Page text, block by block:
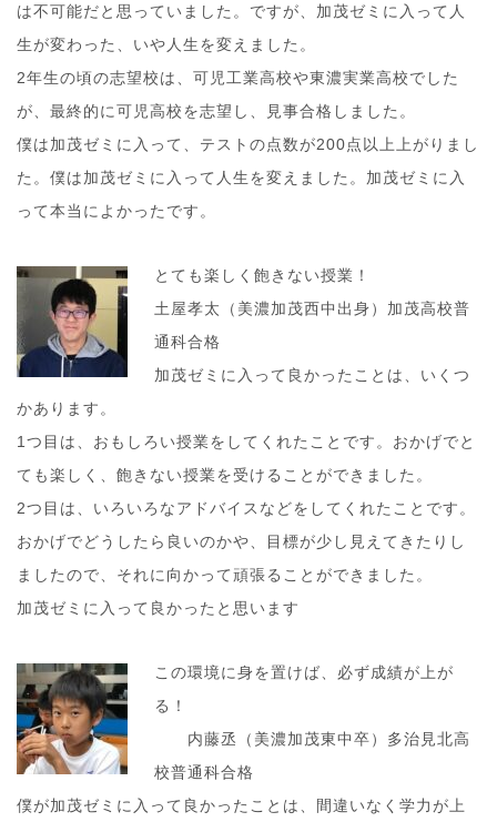
は不可能だと思っていました。ですが、加茂ゼミに入って人
生が変わった、いや人生を変えました。
2年生の頃の志望校は、可児工業高校や東濃実業高校でした
が、最終的に可児高校を志望し、見事合格しました。
僕は加茂ゼミに入って、テストの点数が200点以上上がりまし
た。僕は加茂ゼミに入って人生を変えました。加茂ゼミに入
って本当によかったです。
とても楽しく飽きない授業！
土屋孝太（美濃加茂西中出身）加茂高校普
通科合格
加茂ゼミに入って良かったことは、いくつ
かあります。
1つ目は、おもしろい授業をしてくれたことです。おかげでと
ても楽しく、飽きない授業を受けることができました。
2つ目は、いろいろなアドバイスなどをしてくれたことです。
おかげでどうしたら良いのかや、目標が少し見えてきたりし
ましたので、それに向かって頑張ることができました。
加茂ゼミに入って良かったと思います
この環境に身を置けば、必ず成績が上が
る！
内藤丞（美濃加茂東中卒）多治見北高
校普通科合格
僕が加茂ゼミに入って良かったことは、間違いなく学力が上